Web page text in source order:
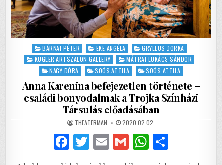
Posted
in
BÁRNAI PÉTER EKE ANGÉLA
GRYLLUS DORKA
KUGLER ARTSZALON GALLERY
MÁTRAI LUKÁCS SÁNDOR
NAGY DÓRA
SOÓS ATTILA SOÓS ATTILA
Anna Karenina befejezetlen története –
családi bonyodalmak a Trojka Színházi
Társulás előadásában
AUTHOR:
THEATERMAN PUBLISHED
DATE:
2020.02.02.
F T E G W